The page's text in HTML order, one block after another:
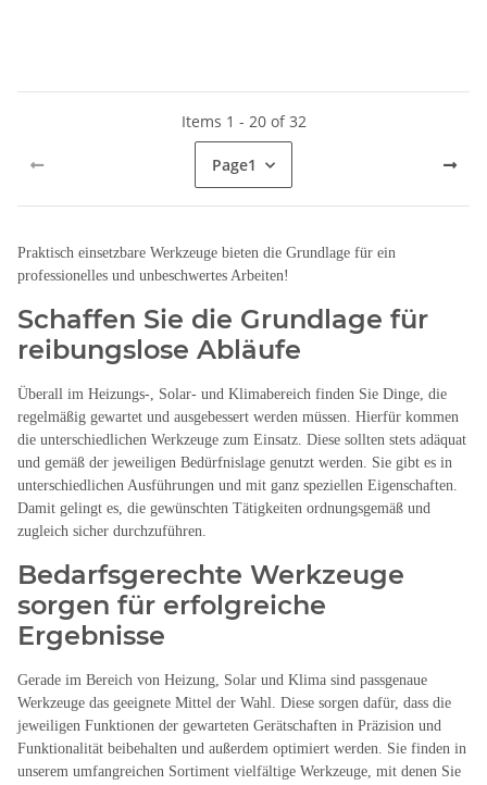
Items 1 - 20 of 32
Page1
Praktisch einsetzbare Werkzeuge bieten die Grundlage für ein
professionelles und unbeschwertes Arbeiten!
Schaffen Sie die Grundlage für
reibungslose Abläufe
Überall im Heizungs-, Solar- und Klimabereich finden Sie Dinge, die
regelmäßig gewartet und ausgebessert werden müssen. Hierfür kommen
die unterschiedlichen Werkzeuge zum Einsatz. Diese sollten stets adäquat
und gemäß der jeweiligen Bedürfnislage genutzt werden. Sie gibt es in
unterschiedlichen Ausführungen und mit ganz speziellen Eigenschaften.
Damit gelingt es, die gewünschten Tätigkeiten ordnungsgemäß und
zugleich sicher durchzuführen.
Bedarfsgerechte Werkzeuge
sorgen für erfolgreiche
Ergebnisse
Gerade im Bereich von Heizung, Solar und Klima sind passgenaue
Werkzeuge das geeignete Mittel der Wahl. Diese sorgen dafür, dass die
jeweiligen Funktionen der gewarteten Gerätschaften in Präzision und
Funktionalität beibehalten und außerdem optimiert werden. Sie finden in
unserem umfangreichen Sortiment vielfältige Werkzeuge, mit denen Sie